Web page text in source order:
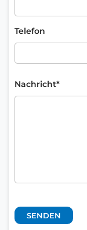
Telefon
Nachricht*